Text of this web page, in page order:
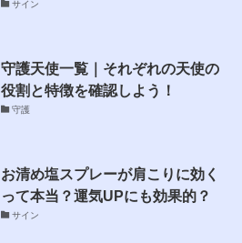
サイン
守護天使一覧｜それぞれの天使の
役割と特徴を確認しよう！
守護
お清め塩スプレーが肩こりに効く
って本当？運気UPにも効果的？
サイン